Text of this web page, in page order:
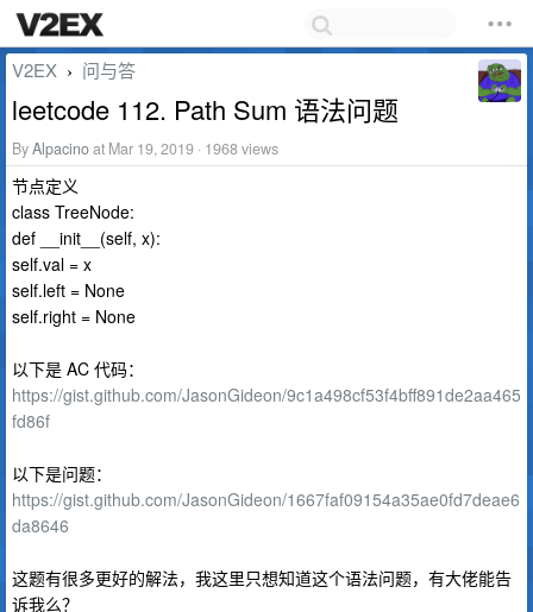
V2EX › 问与答
leetcode 112. Path Sum 语法问题
ByAlpacinoat Mar 19, 2019 · 1968 views
节点定义
class TreeNode:
def __init__(self, x):
self.val = x
self.left = None
self.right = None
以下是 AC 代码：
https://gist.github.com/JasonGideon/9c1a498cf53f4bff891de2aa465
fd86f
以下是问题：
https://gist.github.com/JasonGideon/1667faf09154a35ae0fd7deae6
da8646
这题有很多更好的解法，我这里只想知道这个语法问题，有大佬能告
诉我么？